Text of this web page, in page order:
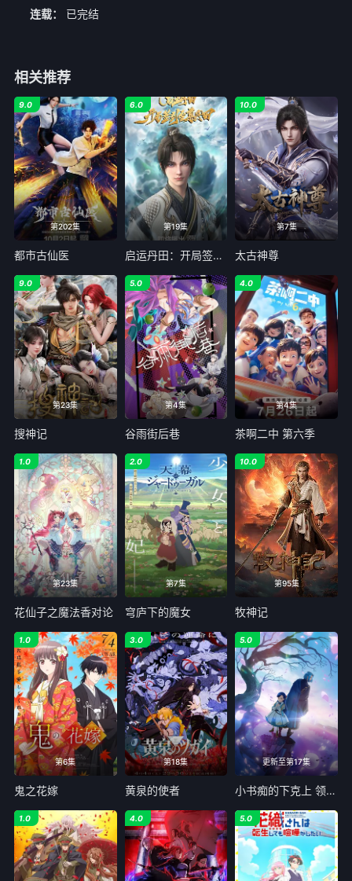
连载：
已完结
相关推荐
第202集
9.0
都市古仙医
第19集
6.0
启运丹田：开局签到至尊丹田
第7集
10.0
太古神尊
第23集
9.0
搜神记
第4集
5.0
谷雨街后巷
第4集
4.0
茶啊二中 第六季
第23集
1.0
花仙子之魔法香对论
第7集
2.0
穹庐下的魔女
第95集
10.0
牧神记
第6集
1.0
鬼之花嫁
第18集
3.0
黄泉的使者
更新至第17集
5.0
小书痴的下克上 领主的养女
1.0 4.0 5.0